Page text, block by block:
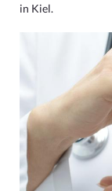
in Kiel.